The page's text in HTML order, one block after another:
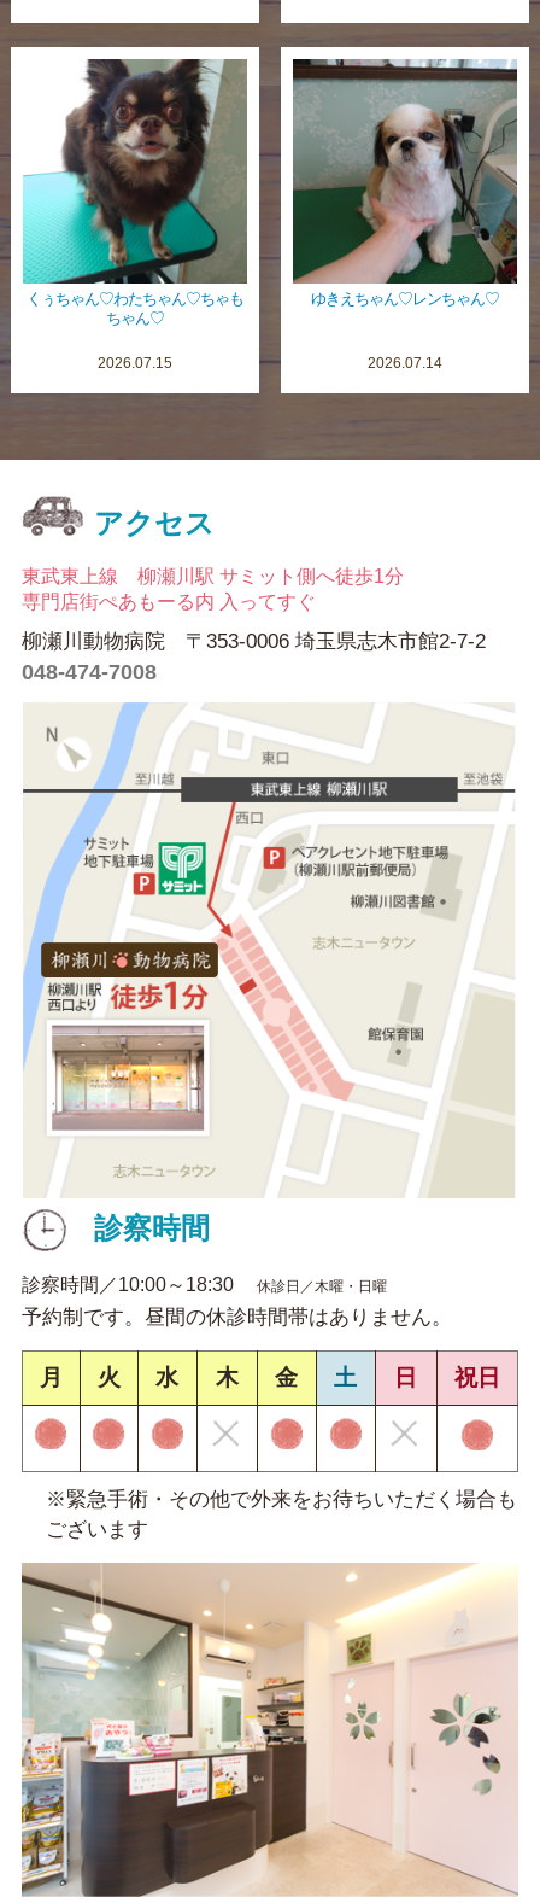
くぅちゃん♡わたちゃん♡ちゃも
ちゃん♡
2026.07.15
ゆきえちゃん♡レンちゃん♡
2026.07.14
アクセス
東武東上線 柳瀬川駅 サミット側へ徒歩1分
専門店街ぺあもーる内 入ってすぐ
柳瀬川動物病院 〒353-0006 埼玉県志木市館2-7-2
048-474-7008
診察時間
診察時間／10:00～18:30 休診日／木曜・日曜
予約制です。昼間の休診時間帯はありません。
月 火 水 木 金 土 日 祝日
※緊急手術・その他で外来をお待ちいただく場合も
ございます